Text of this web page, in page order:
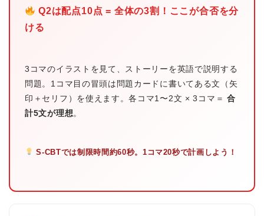
Q2は配点10点 = 全体の3割！ここが合否を分
ける
3コマのイラストを見て、ストーリーを英語で説明する
問題。1コマ目の冒頭は問題カードに書いてある文（矢
印＋セリフ）を使えます。各コマ1〜2文 × 3コマ＝ 合
計5文が理想。
S-CBTでは制限時間約60秒。1コマ20秒で計画しよう！